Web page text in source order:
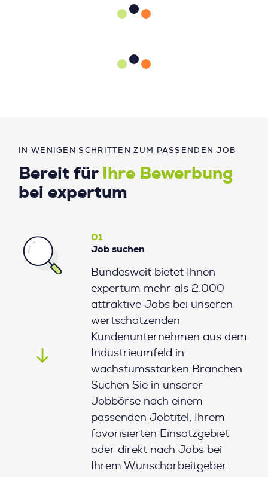
IN WENIGEN SCHRITTEN ZUM PASSENDEN JOB
Bereit für
Ihre Bewerbung
bei expertum
01
Job suchen
Bundesweit bietet Ihnen
expertum mehr als 2.000
attraktive Jobs bei unseren
wertschätzenden
Kundenunternehmen aus dem
Industrieumfeld in
wachstumsstarken Branchen.
Suchen Sie in unserer
Jobbörse nach einem
passenden Jobtitel, Ihrem
favorisierten Einsatzgebiet
oder direkt nach Jobs bei
Ihrem Wunscharbeitgeber.